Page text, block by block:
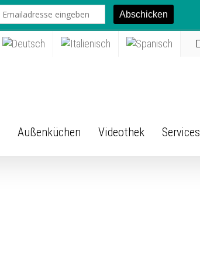
Außenküchen Videothek Services